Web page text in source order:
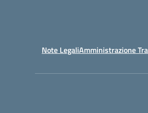
Note LegaliAmministrazione